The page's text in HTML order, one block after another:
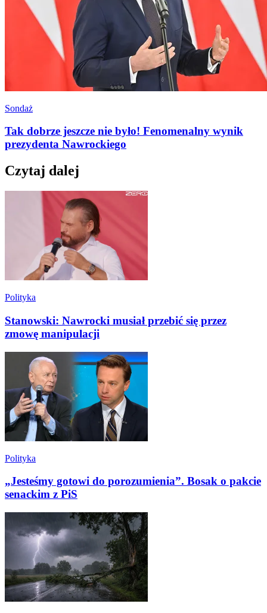
Sondaż
Tak dobrze jeszcze nie było! Fenomenalny wynik
prezydenta Nawrockiego
Czytaj dalej
Polityka
Stanowski: Nawrocki musiał przebić się przez
zmowę manipulacji
Polityka
„Jesteśmy gotowi do porozumienia”. Bosak o pakcie
senackim z PiS